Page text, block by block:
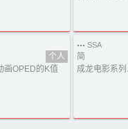
加长版）.ass
个人
画OPED的K值
... SSA
简
成龙电影系列